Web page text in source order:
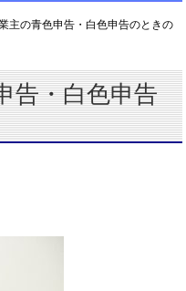
主の青色申告・白色申告のときの
告・白色申告